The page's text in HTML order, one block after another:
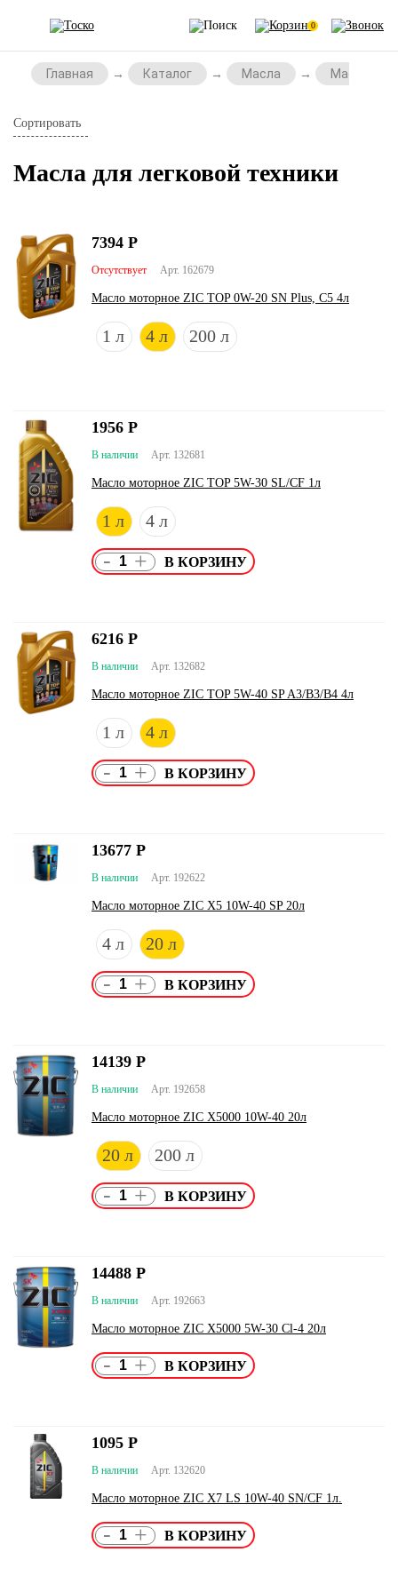
0
Главная Каталог Масла Масла для
Сортировать
Масла для легковой техники
Арт. 162679
Отсутствует
Масло моторное ZIC TOP 0W-20 SN Plus, C5 4л
1 л 4 л 200 л
7394 Р
Арт. 132681
В наличии
Масло моторное ZIC TOP 5W-30 SL/CF 1л
1 л 4 л
1956 Р
- +
Арт. 132682
В наличии
Масло моторное ZIC TOP 5W-40 SP A3/B3/B4 4л
1 л 4 л
6216 Р
- +
Арт. 192622
В наличии
Масло моторное ZIC X5 10W-40 SP 20л
4 л 20 л
13677 Р
- +
Арт. 192658
В наличии
Масло моторное ZIC X5000 10W-40 20л
20 л 200 л
14139 Р
- +
Арт. 192663
В наличии
Масло моторное ZIC X5000 5W-30 Сl-4 20л
14488 Р
- +
Арт. 132620
В наличии
Масло моторное ZIC X7 LS 10W-40 SN/CF 1л.
1095 Р
- +